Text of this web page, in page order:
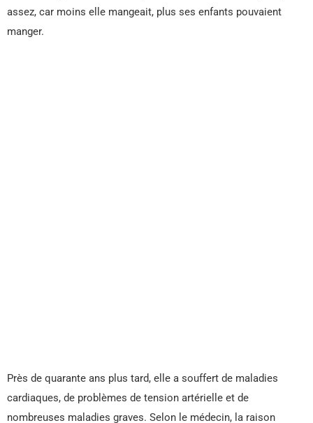
assez, car moins elle mangeait, plus ses enfants pouvaient
manger.
Près de quarante ans plus tard, elle a souffert de maladies
cardiaques, de problèmes de tension artérielle et de
nombreuses maladies graves. Selon le médecin, la raison